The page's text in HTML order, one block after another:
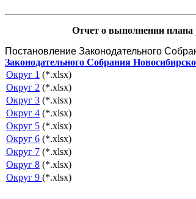
Отчет о выполнении плана
Постановление Законодательного
Законодательного Собрания
Округ 1 (*.xlsx)
Округ 2 (*.xlsx)
Округ 3 (*.xlsx)
Округ 4 (*.xlsx)
Округ 5 (*.xlsx)
Округ 6 (*.xlsx)
Округ 7 (*.xlsx)
Округ 8 (*.xlsx)
Округ 9 (*.xlsx)